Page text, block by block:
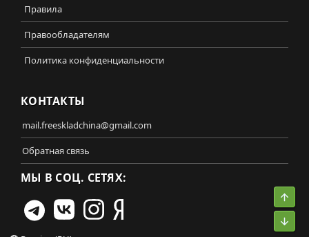
Правила
Правообладателям
Политика конфиденциальности
КОНТАКТЫ
mail.freeskladchina@gmail.com
Обратная связь
МЫ В СОЦ. СЕТЯХ: